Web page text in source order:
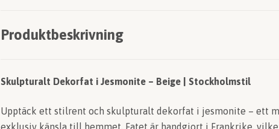
Produktbeskrivning
Skulpturalt Dekorfat i Jesmonite – Beige | Stockholmstil
Upptäck ett stilrent och skulpturalt dekorfat i jesmonite – ett
exklusiv känsla till hemmet. Fatet är handgjort i Frankrike,